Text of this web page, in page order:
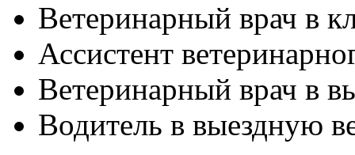
Ветеринарный врач в
Ассистент
Ветеринарный врач в
Водитель в выездную